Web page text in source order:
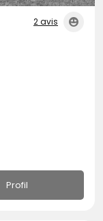
2 avis
Profil